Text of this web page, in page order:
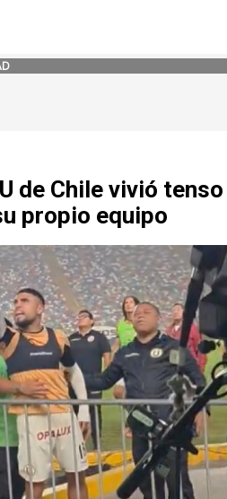
de Chile vivió tenso
propio equipo